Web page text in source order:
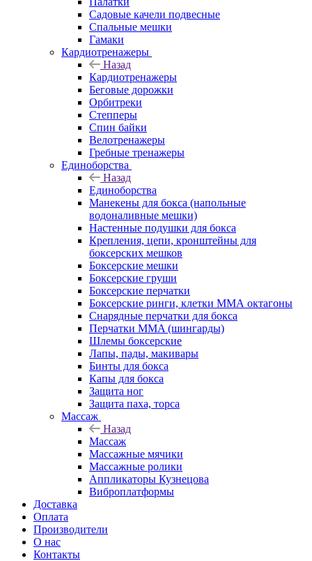
Садовые качели подвесные
Спальные мешки
Гамаки
Кардиотренажеры
Назад
Кардиотренажеры
Беговые дорожки
Орбитреки
Степперы
Спин байки
Велотренажеры
Гребные тренажеры
Единоборства
Назад
Единоборства
Манекены для бокса (напольные
водоналивные мешки)
Настенные подушки для бокса
Крепления, цепи, кронштейны для
боксерских мешков
Боксерские мешки
Боксерские груши
Боксерские перчатки
Боксерские ринги, клетки ММА октагоны
Снарядные перчатки для бокса
Перчатки MMA (шингарды)
Шлемы боксерские
Лапы, пады, макивары
Бинты для бокса
Капы для бокса
Защита ног
Защита паха, торса
Массаж
Назад
Массаж
Массажные мячики
Массажные ролики
Аппликаторы Кузнецова
Виброплатформы
Доставка
Оплата
Производители
О нас
Контакты